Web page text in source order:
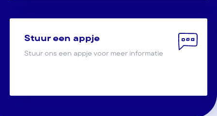
Stuur een appje
Stuur ons een appje voor meer informatie